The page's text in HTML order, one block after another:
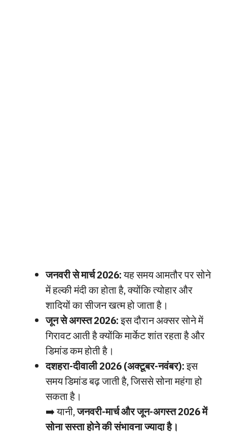
जनवरी से मार्च 2026:यह समय आमतौर पर सोने
में हल्की मंदी का होता है, क्योंकि त्योहार और
शादियों का सीजन खत्म हो जाता है।
जून से अगस्त 2026:इस दौरान अक्सर सोने में
गिरावट आती है क्योंकि मार्केट शांत रहता है और
डिमांड कम होती है।
दशहरा-दीवाली 2026 (अक्टूबर-नवंबर):इस
समय डिमांड बढ़ जाती है, जिससे सोना महंगा हो
सकता है।
➡️ यानी,जनवरी-मार्च और जून-अगस्त 2026 में
सोना सस्ता होने की संभावना ज्यादा है।